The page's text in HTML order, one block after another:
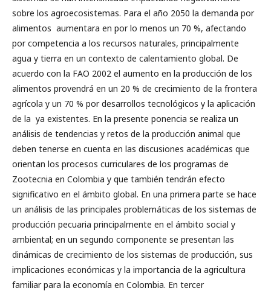
sobre los agroecosistemas. Para el año 2050 la demanda por
alimentos aumentara en por lo menos un 70 %, afectando
por competencia a los recursos naturales, principalmente
agua y tierra en un contexto de calentamiento global. De
acuerdo con la FAO 2002 el aumento en la producción de los
alimentos provendrá en un 20 % de crecimiento de la frontera
agrícola y un 70 % por desarrollos tecnológicos y la aplicación
de la ya existentes. En la presente ponencia se realiza un
análisis de tendencias y retos de la producción animal que
deben tenerse en cuenta en las discusiones académicas que
orientan los procesos curriculares de los programas de
Zootecnia en Colombia y que también tendrán efecto
significativo en el ámbito global. En una primera parte se hace
un análisis de las principales problemáticas de los sistemas de
producción pecuaria principalmente en el ámbito social y
ambiental; en un segundo componente se presentan las
dinámicas de crecimiento de los sistemas de producción, sus
implicaciones económicas y la importancia de la agricultura
familiar para la economía en Colombia. En tercer